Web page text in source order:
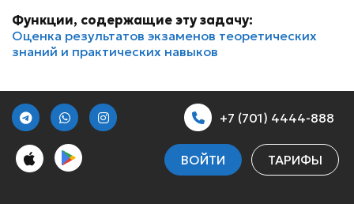
Функции, содержащие эту задачу:
Оценка результатов экзаменов теоретических
знаний и практических навыков
+7 (701) 4444-888
ВОЙТИ ТАРИФЫ